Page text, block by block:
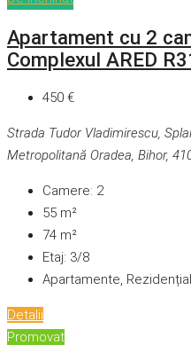
Apartament cu 2
Complexul ARED
450 €
Strada Tudor Vladimirescu,
Metropolitană Oradea, Bihor,
Camere: 2
55 m²
74 m²
Etaj: 3/8
Apartamente,
Detalii
Promovat